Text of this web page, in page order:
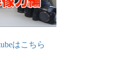
はこちら